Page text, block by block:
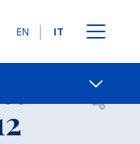
Lingue
EN IT
Open